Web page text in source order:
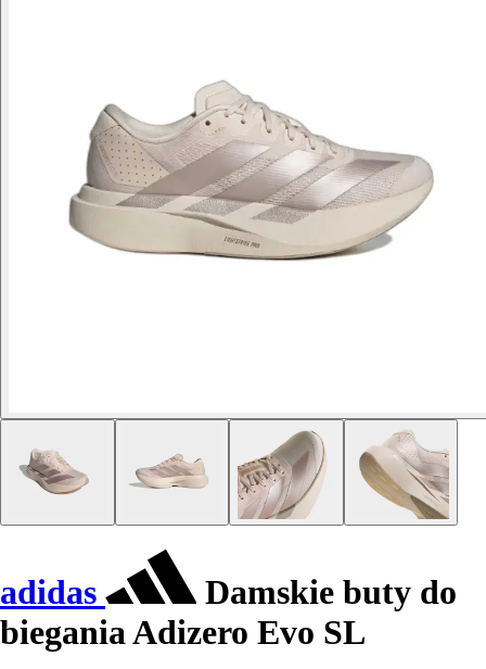
adidas
Damskie buty do
biegania Adizero Evo SL